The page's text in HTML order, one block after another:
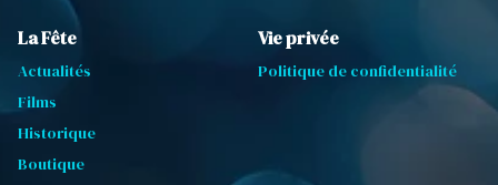
La Fête
Actualités
Films
Historique
Boutique
Vie privée
Politique de confidentialité